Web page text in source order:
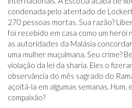
condenada pelo atentado de
270 pessoas mortas. Sua razão?
foi recebido em casa como um herói
as autoridades da Malásia
uma mulher muçulmana. Seu crime?
violação da lei da sharia. Eles o
observância do mês sagrado do
açoitá-la em algumas semanas.
compaixão?